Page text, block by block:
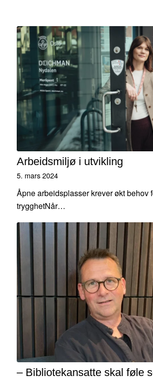
Arbeidsmiljø i utvikling
5. mars 2024
Åpne arbeidsplasser krever økt behov
trygghetNår…
– Bibliotekansatte skal føle